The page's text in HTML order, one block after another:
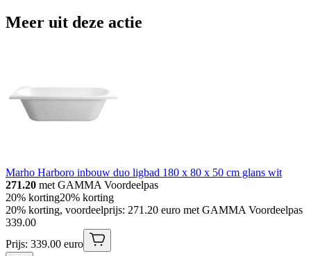
Meer uit deze actie
Marho Harboro inbouw duo ligbad 180 x 80 x 50 cm glans wit
271.20 met GAMMA Voordeelpas
20% korting20% korting
20% korting, voordeelprijs: 271.20 euro met GAMMA Voordeelpas
339.00
Prijs: 339.00 euro